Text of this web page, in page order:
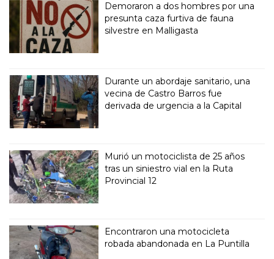
Demoraron a dos hombres por una
presunta caza furtiva de fauna
silvestre en Malligasta
Durante un abordaje sanitario, una
vecina de Castro Barros fue
derivada de urgencia a la Capital
Murió un motociclista de 25 años
tras un siniestro vial en la Ruta
Provincial 12
Encontraron una motocicleta
robada abandonada en La Puntilla